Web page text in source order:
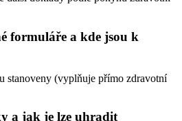
formuláře a kde jsou k
stanoveny (vyplňuje přímo zdravotní
a jak je lze uhradit